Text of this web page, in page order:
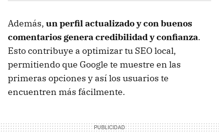
Además, un perfil actualizado y con buenos
comentarios genera credibilidad y confianza.
Esto contribuye a optimizar tu SEO local,
permitiendo que Google te muestre en las
primeras opciones y así los usuarios te
encuentren más fácilmente.